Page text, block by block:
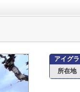
アイグ
所在地